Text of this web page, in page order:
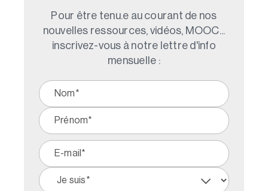
Pour être tenu.e au courant de nos
nouvelles ressources, vidéos, MOOC...
inscrivez-vous à notre lettre d'info
mensuelle :